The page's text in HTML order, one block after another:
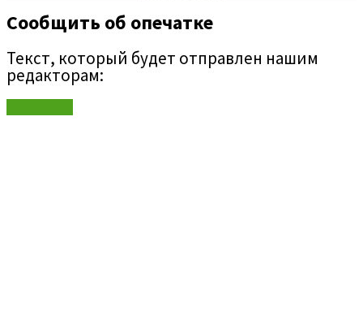
Сообщить об опечатке
Текст, который будет отправлен нашим
редакторам: